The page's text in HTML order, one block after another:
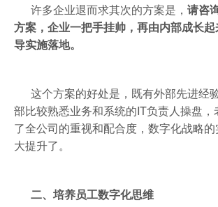
许多企业退而求其次的方案是， 请咨
方案，企业一把手挂帅，再由内部成长
导实施落地。
这个方案的好处是，既有外部先进经
部比较熟悉业务和系统的IT负责人操盘
了全公司的重视和配合度，数字化战略
大提升了。
二、培养员工数字化思维